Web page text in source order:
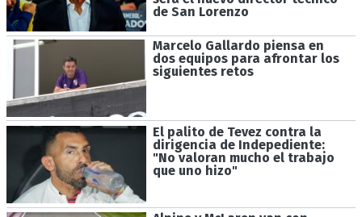
de San Lorenzo
Marcelo Gallardo piensa en
dos equipos para afrontar los
siguientes retos
El palito de Tevez contra la
dirigencia de Indepediente:
"No valoran mucho el trabajo
que uno hizo"